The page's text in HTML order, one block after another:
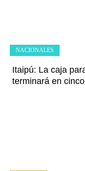
Itaipú: La caja
terminará en
NACIONALES